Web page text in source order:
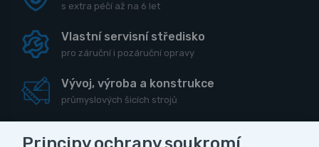
s extra péčí až na 6 let
Vlastní servisní středisko
pro záruční i pozáruční opravy
Vývoj, výroba a konstrukce
průmyslových šicích strojů